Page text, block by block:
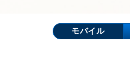
モバイル